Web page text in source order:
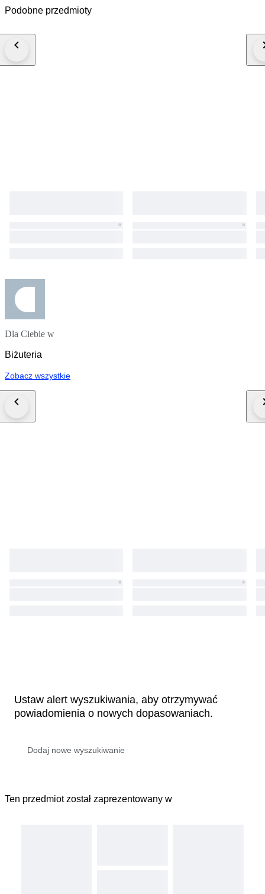
contemporaneo, senza rinunciare all’unicità dell’artigianato. Ogni paio è
taglio brillante Onice naturale Realizzati a mano nel mio laboratorio a
Podobne przedmioty
Dla Ciebie w
Biżuteria
Zobacz wszystkie
Ustaw alert wyszukiwania, aby otrzymywać
powiadomienia o nowych dopasowaniach.
Ten przedmiot został zaprezentowany w